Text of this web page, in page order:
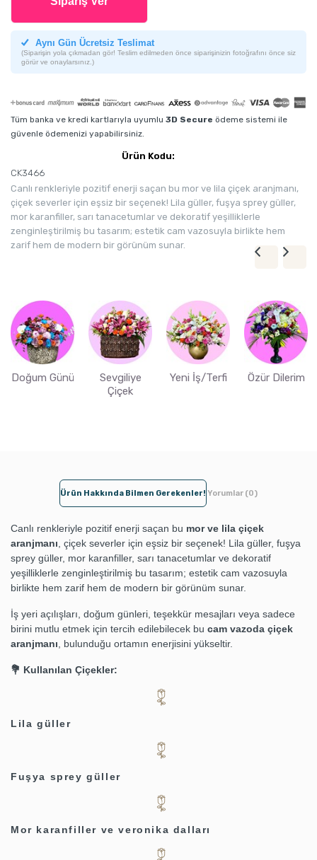
Aynı Gün Ücretsiz Teslimat
(Siparişin yola çıkmadan gör! Teslim edilmeden önce siparişinizin fotoğrafını önce siz
görür ve onaylarsınız.)
Tüm banka ve kredi kartlarıyla uyumlu 3D Secure ödeme sistemi ile
güvenle ödemenizi yapabilirsiniz.
Ürün Kodu:
CK3466
Canlı renkleriyle pozitif enerji saçan bu mor ve lila çiçek aranjmanı,
çiçek severler için eşsiz bir seçenek! Lila güller, fuşya sprey güller,
mor karanfiller, sarı tanacetumlar ve dekoratif yeşilliklerle
zenginleştirilmiş bu tasarım; estetik cam vazosuyla birlikte hem
zarif hem de modern bir görünüm sunar.
Doğum Günü
Sevgiliye
Çiçek
Yeni İş/Terfi Özür Dilerim
Ürün Hakkında Bilmen Gerekenler! Yorumlar (0)
Canlı renkleriyle pozitif enerji saçan bu mor ve lila çiçek
aranjmanı , çiçek severler için eşsiz bir seçenek! Lila güller, fuşya
sprey güller, mor karanfiller, sarı tanacetumlar ve dekoratif
yeşilliklerle zenginleştirilmiş bu tasarım; estetik cam vazosuyla
birlikte hem zarif hem de modern bir görünüm sunar.
İş yeri açılışları, doğum günleri, teşekkür mesajları veya sadece
birini mutlu etmek için tercih edilebilecek bu cam vazoda çiçek
aranjmanı , bulunduğu ortamın enerjisini yükseltir.
💐 Kullanılan Çiçekler:
Lila güller
Fuşya sprey güller
Mor karanfiller ve veronika dalları